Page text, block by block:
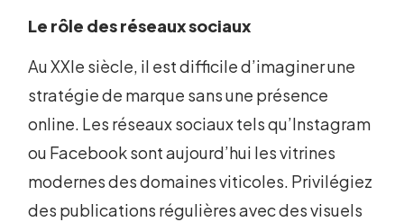
Le rôle des réseaux sociaux
Au XXIe siècle, il est difficile d’imaginer une
stratégie de marque sans une présence
online. Les réseaux sociaux tels qu’Instagram
ou Facebook sont aujourd’hui les vitrines
modernes des domaines viticoles. Privilégiez
des publications régulières avec des visuels